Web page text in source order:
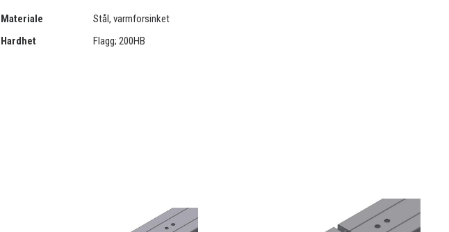
Materiale
Stål, varmforsinket
Hardhet
Flagg; 200HB